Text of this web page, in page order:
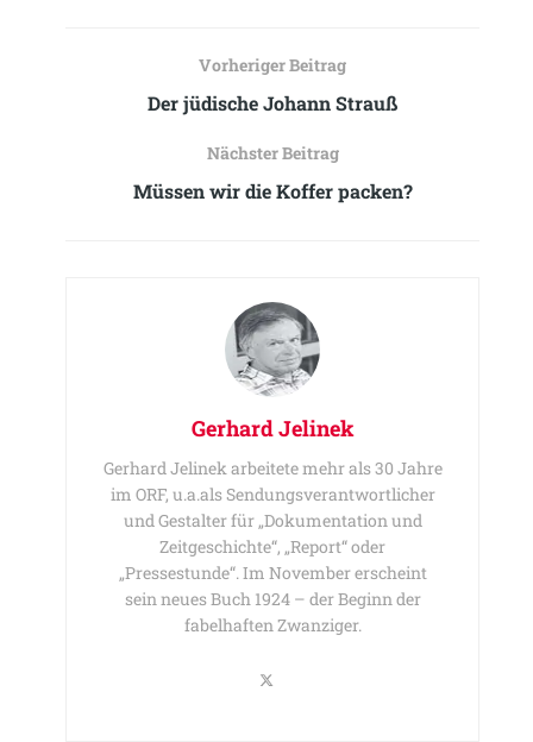
Vorheriger Beitrag
Der jüdische Johann Strauß
Nächster Beitrag
Müssen wir die Koffer packen?
Gerhard Jelinek
Gerhard Jelinek arbeitete mehr als 30 Jahre
im ORF, u.a.als Sendungsverantwortlicher
und Gestalter für „Dokumentation und
Zeitgeschichte“, „Report“ oder
„Pressestunde“. Im November erscheint
sein neues Buch 1924 – der Beginn der
fabelhaften Zwanziger.